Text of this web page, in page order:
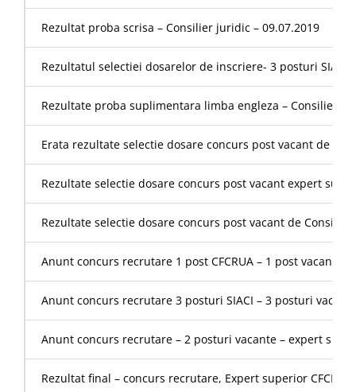
Rezultat proba scrisa – Consilier juridic – 09.07.2019
Rezultatul selectiei dosarelor de inscriere- 3 posturi
Rezultate proba suplimentara limba engleza – Consilier
Erata rezultate selectie dosare concurs post vacant de
Rezultate selectie dosare concurs post vacant expert
Rezultate selectie dosare concurs post vacant de
Anunt concurs recrutare 1 post CFCRUA – 1 post vacant
Anunt concurs recrutare 3 posturi SIACI – 3 posturi
Anunt concurs recrutare – 2 posturi vacante – expert
Rezultat final – concurs recrutare, Expert superior CFCRUA